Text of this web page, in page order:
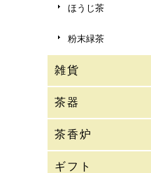
ほうじ茶
粉末緑茶
雑貨
茶器
茶香炉
ギフト